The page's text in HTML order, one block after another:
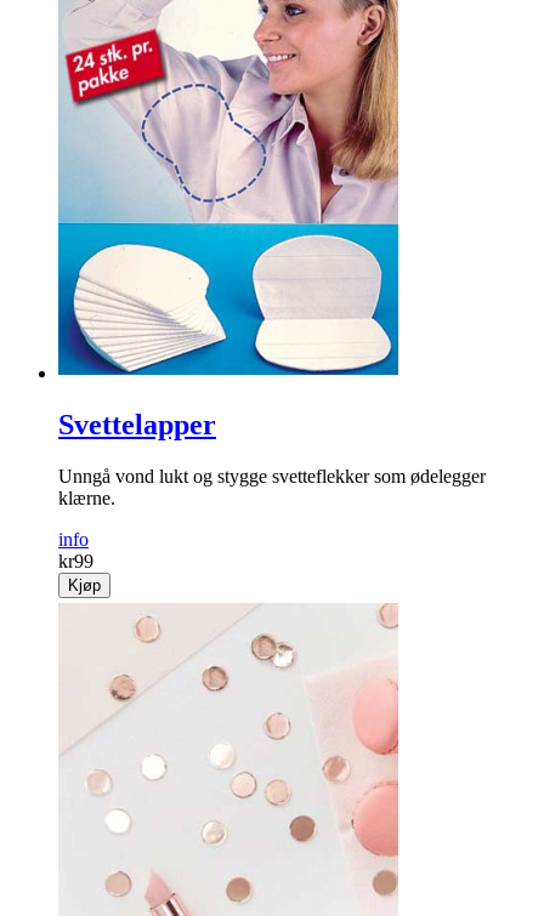
Svettelapper
Unngå vond lukt og stygge svetteflekker som ødelegger
klærne.
info
kr99
Kjøp